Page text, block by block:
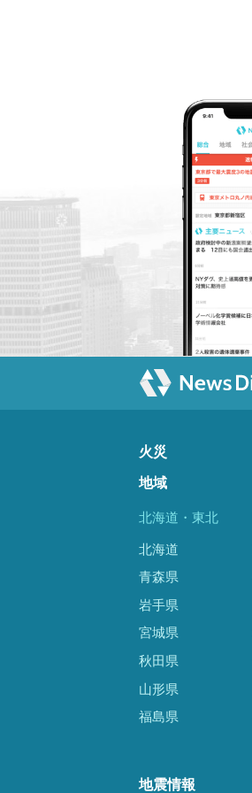
火災
地域
北海道・東北
北海道
青森県
岩手県
宮城県
秋田県
山形県
福島県
地震情報